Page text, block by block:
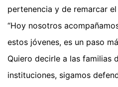
pertenencia y de remarcar
“Hoy nosotros
estos jóvenes, es un paso
Quiero decirle a las familias
instituciones, sigamos